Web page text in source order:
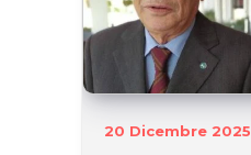
20 Dicembre 2025